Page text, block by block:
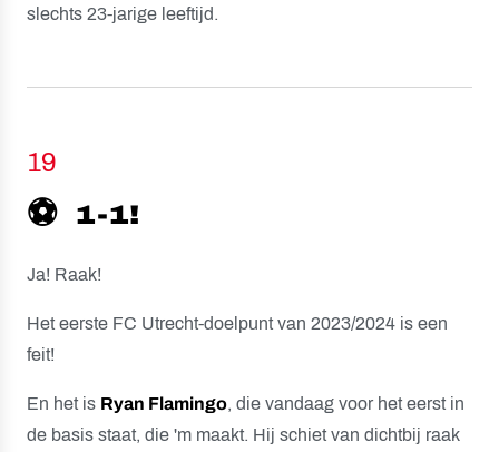
slechts 23-jarige leeftijd.
⚽️ 1-1!
19
Ja! Raak!
Het eerste FC Utrecht-doelpunt van 2023/2024 is een
feit!
En het is Ryan Flamingo, die vandaag voor het eerst in
de basis staat, die 'm maakt. Hij schiet van dichtbij raak